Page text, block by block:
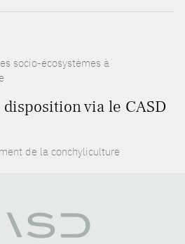
socio-écosystèmes à
via le CASD
de la conchyliculture